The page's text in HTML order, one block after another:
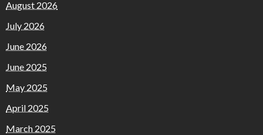
August 2026
July 2026
June 2026
June 2025
May 2025
April 2025
March 2025